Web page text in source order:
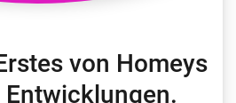
von Homeys